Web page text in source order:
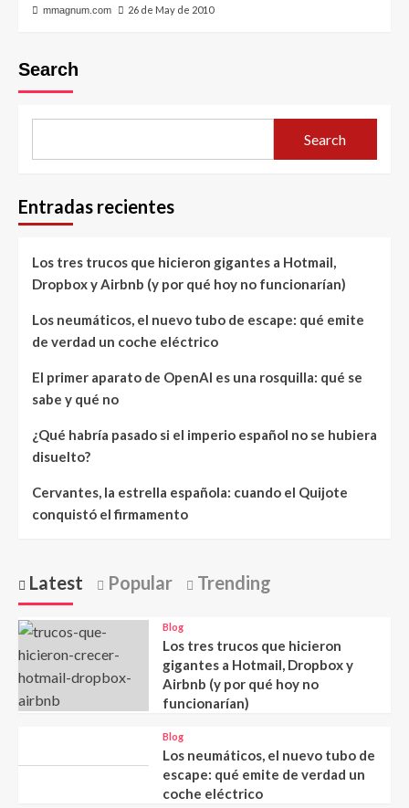
mmagnum.com 26 de May de 2010
Search
Search
Entradas recientes
Los tres trucos que hicieron gigantes a Hotmail,
Dropbox y Airbnb (y por qué hoy no funcionarían)
Los neumáticos, el nuevo tubo de escape: qué emite
de verdad un coche eléctrico
El primer aparato de OpenAI es una rosquilla: qué se
sabe y qué no
¿Qué habría pasado si el imperio español no se hubiera
disuelto?
Cervantes, la estrella española: cuando el Quijote
conquistó el firmamento
Latest Popular Trending
Blog
Los tres trucos que hicieron
gigantes a Hotmail, Dropbox y
Airbnb (y por qué hoy no
funcionarían)
Blog
Los neumáticos, el nuevo tubo de
escape: qué emite de verdad un
coche eléctrico